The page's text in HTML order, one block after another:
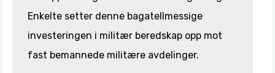
Enkelte setter denne bagatellmessige
investeringen i militær beredskap opp mot
fast bemannede militære avdelinger.